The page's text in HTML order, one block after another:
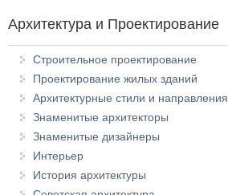
Архитектура и Проектирование
Строительное проектирование
Проектирование жилых зданий
Архитектурные стили и направления
Знаменитые архитекторы
Знаменитые дизайнеры
Интерьер
История архитектуры